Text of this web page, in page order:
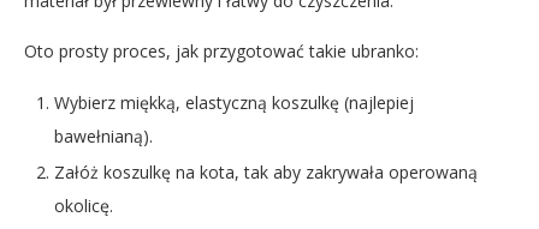
Oto prosty proces, jak przygotować takie ubranko:
Wybierz miękką, elastyczną koszulkę (najlepiej
bawełnianą).
Załóż koszulkę na kota, tak aby zakrywała operowaną
okolicę.